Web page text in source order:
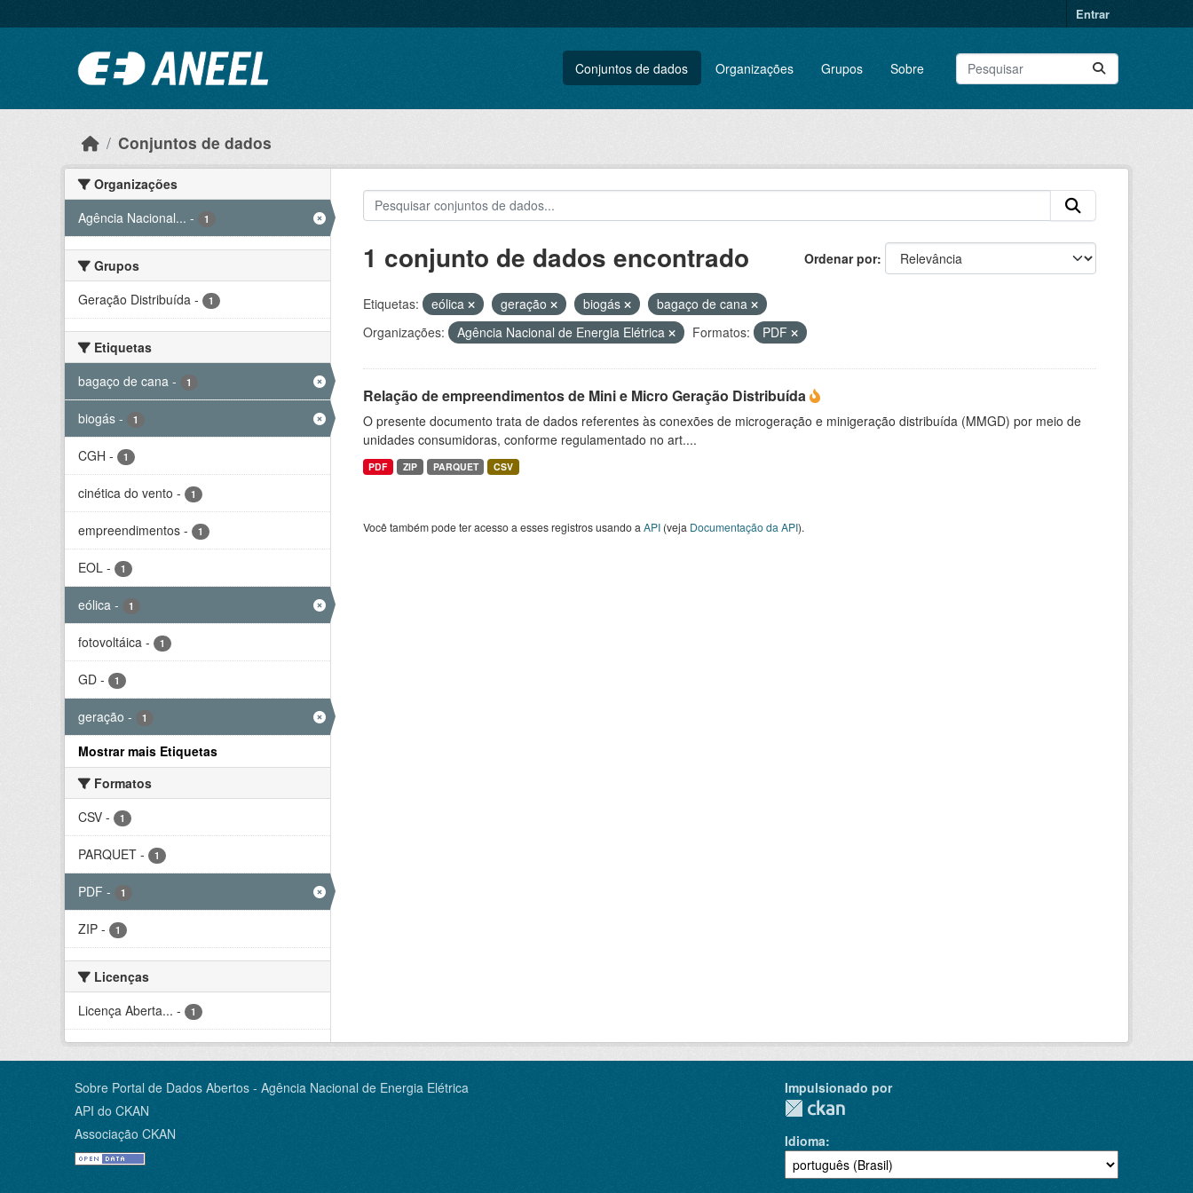
Entrar
Conjuntos de dados Organizações Grupos Sobre
Conjuntos de dados
Organizações
Agência Nacional... - 1
Grupos
Geração Distribuída - 1
Etiquetas
bagaço de cana - 1
biogás - 1
CGH - 1
cinética do vento - 1
empreendimentos - 1
EOL - 1
eólica - 1
fotovoltáica - 1
GD - 1
geração - 1
Mostrar mais Etiquetas
Formatos
CSV - 1
PARQUET - 1
PDF - 1
ZIP - 1
Licenças
Licença Aberta... - 1
Ordenar por
1 conjunto de dados encontrado
Etiquetas: eólica geração biogás
bagaço de cana
Organizações:
Agência Nacional de Energia Elétrica Formatos: PDF
Relação de empreendimentos de Mini e Micro Geração Distribuída
O presente documento trata de dados referentes às conexões de microgeração e minigeração distribuída (MMGD) por meio de
unidades consumidoras, conforme regulamentado no art....
PDF ZIP PARQUET CSV
Você também pode ter acesso a esses registros usando a API(veja Documentação da API).
Sobre Portal de Dados Abertos - Agência Nacional de Energia Elétrica
API do CKAN
Associação CKAN
Impulsionado por
Idioma